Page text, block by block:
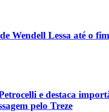
Wendell Lessa até o
e destaca
pelo Treze